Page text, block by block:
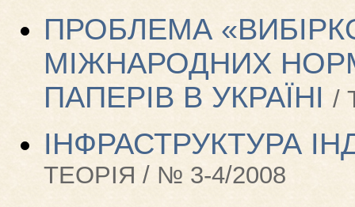
ПРОБЛЕМА
МІЖНАРОДНИХ
ПАПЕРІВ В УКРАЇНІ /
ІНФРАСТРУКТУРА
ТЕОРІЯ / № 3-4/2008